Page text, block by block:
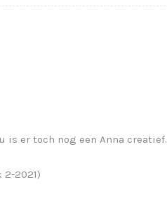
is er toch nog een Anna creatief.
2-2021)